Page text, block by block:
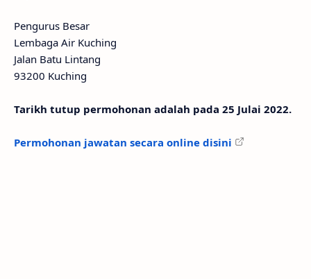
Pengurus Besar
Lembaga Air Kuching
Jalan Batu Lintang
93200 Kuching
Tarikh tutup permohonan adalah pada 25 Julai 2022.
Permohonan jawatan secara online disini